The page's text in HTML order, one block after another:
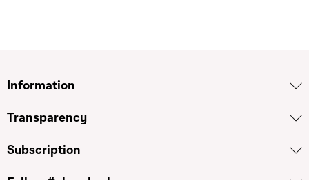
Information
Transparency
Subscription